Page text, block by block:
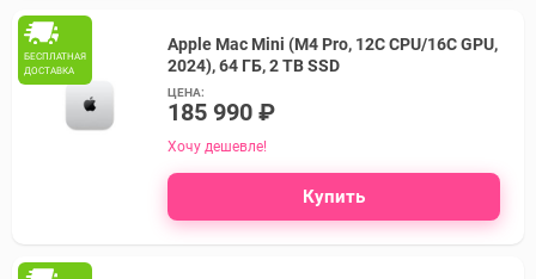
БЕСПЛАТНАЯ
ДОСТАВКА
Apple Mac Mini (M4 Pro, 12C CPU/16C GPU,
2024), 64 ГБ, 2 TB SSD
ЦЕНА:
185 990 ₽
Хочу дешевле!
Купить